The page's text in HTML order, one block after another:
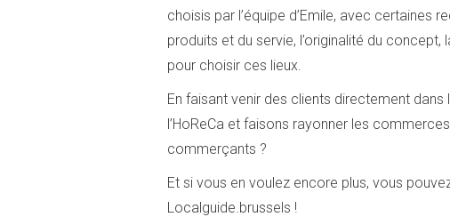
choisis par l’équipe d’Emile, avec certaines
produits et du servie, l’originalité du
pour choisir ces lieux.
En faisant venir des clients directement
l’HoReCa et faisons rayonner les
commerçants ?
Et si vous en voulez encore plus, vous
Localguide.brussels !